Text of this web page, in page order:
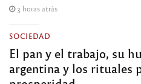
3 horas atrás
SOCIEDAD
El pan y el trabajo, su
argentina y los rituales